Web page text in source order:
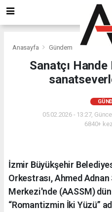
Anasayfa Gündem
Sanatçı
05.02.2026 - 13:27,
6840+
İzmir Büyükşehir
Orkestrası, Ahmed
Merkezi'nde (AASSM)
“Romantizmin İki Yüzü”